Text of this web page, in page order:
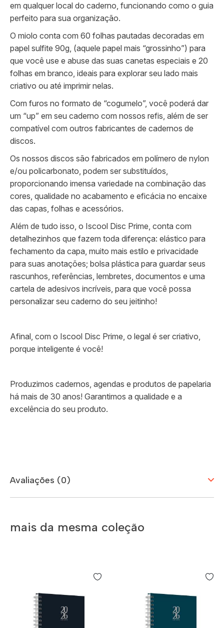
em qualquer local do caderno, funcionando como o guia
perfeito para sua organização.
O miolo conta com 60 folhas pautadas decoradas em
papel sulfite 90g, (aquele papel mais “grossinho”) para
que você use e abuse das suas canetas especiais e 20
folhas em branco, ideais para explorar seu lado mais
criativo ou até imprimir nelas.
Com furos no formato de “cogumelo”, você poderá dar
um “up” em seu caderno com nossos refis, além de ser
compatível com outros fabricantes de cadernos de
discos.
Os nossos discos são fabricados em polímero de nylon
e/ou policarbonato, podem ser substituídos,
proporcionando imensa variedade na combinação das
cores, qualidade no acabamento e eficácia no encaixe
das capas, folhas e acessórios.
Além de tudo isso, o Iscool Disc Prime, conta com
detalhezinhos que fazem toda diferença: elástico para
fechamento da capa, muito mais estilo e privacidade
para suas anotações; bolsa plástica para guardar seus
rascunhos, referências, lembretes, documentos e uma
cartela de adesivos incríveis, para que você possa
personalizar seu caderno do seu jeitinho!
Afinal, com o Iscool Disc Prime, o legal é ser criativo,
porque inteligente é você!
Produzimos cadernos, agendas e produtos de papelaria
há mais de 30 anos! Garantimos a qualidade e a
excelência do seu produto.
Avaliações (0)
mais da mesma coleção